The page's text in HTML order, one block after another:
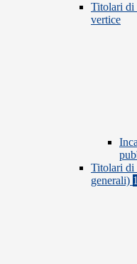
Titolari di
vertice
Titolari di
generali)